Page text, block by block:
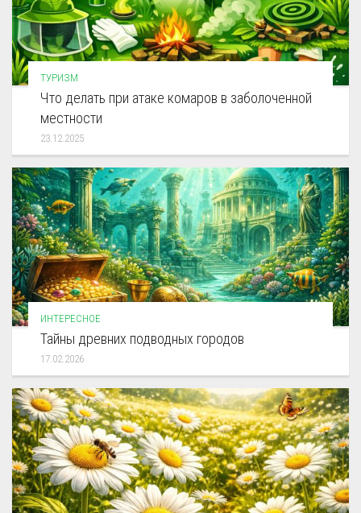
ТУРИЗМ
Что делать при атаке комаров в заболоченной
местности
23.12.2025
ИНТЕРЕСНОЕ
Тайны древних подводных городов
17.02.2026